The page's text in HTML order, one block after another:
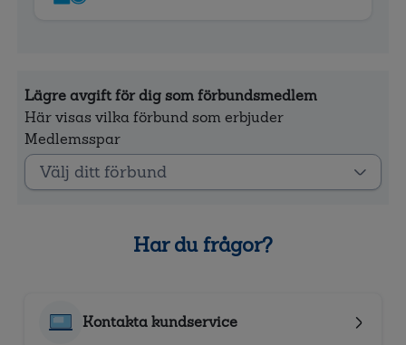
Lägre avgift för dig som förbundsmedlem
Här visas vilka förbund som erbjuder
Medlemsspar
Har du frågor?
Kontakta kundservice